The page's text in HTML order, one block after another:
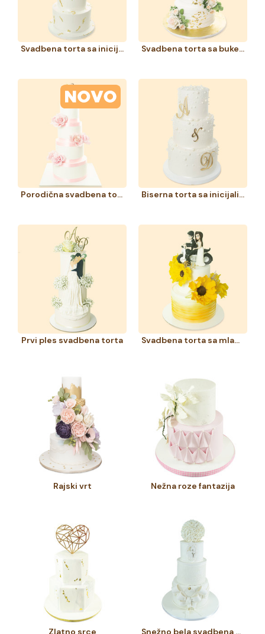
Svadbena torta sa inicijalima Svadbena torta sa buketima
Porodična svadbena torta Biserna torta sa inicijalima
Prvi ples svadbena torta Svadbena torta sa mladencima i suncokretima
Rajski vrt Nežna roze fantazija
Zlatno srce Snežno bela svadbena torta